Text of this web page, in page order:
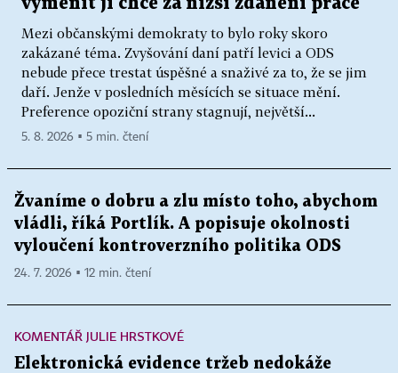
vyměnit ji chce za nižší zdanění práce
Mezi občanskými demokraty to bylo roky skoro
zakázané téma. Zvyšování daní patří levici a ODS
nebude přece trestat úspěšné a snaživé za to, že se jim
daří. Jenže v posledních měsících se situace mění.
Preference opoziční strany stagnují, největší...
5. 8. 2026 ▪ 5 min. čtení
Žvaníme o dobru a zlu místo toho, abychom
vládli, říká Portlík. A popisuje okolnosti
vyloučení kontroverzního politika ODS
24. 7. 2026 ▪ 12 min. čtení
KOMENTÁŘ JULIE HRSTKOVÉ
Elektronická evidence tržeb nedokáže